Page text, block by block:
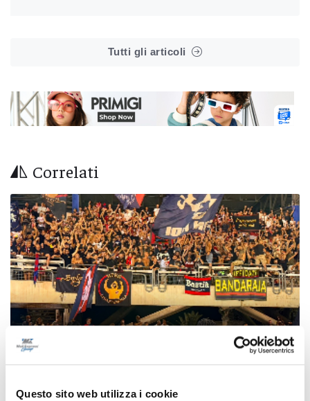
Questo sito web utilizza i cookie
Tutti gli articoli
Correlati